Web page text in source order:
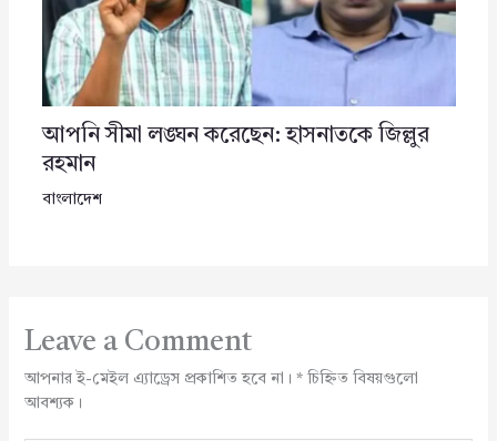
আপনি সীমা লঙ্ঘন করেছেন: হাসনাতকে জিল্লুর
রহমান
বাংলাদেশ
Leave a Comment
আপনার ই-মেইল এ্যাড্রেস প্রকাশিত হবে না। *চিহ্নিত বিষয়গুলো
আবশ্যক।